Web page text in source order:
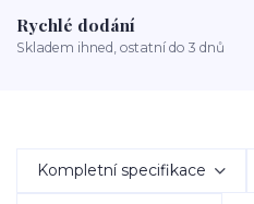
Rychlé dodání
Skladem ihned, ostatní do 3 dnů
Kompletní specifikace